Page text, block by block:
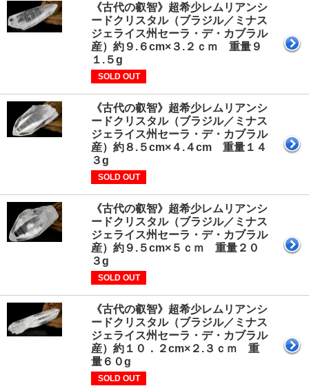
《古代の叡智》超希少レムリアンシ
ードクリスタル（ブラジル／ミナス
ジェライス州セーラ・デ・カブラル
産）約９.６cm×３.２ｃｍ 重量９
１.５g
SOLD OUT
《古代の叡智》超希少レムリアンシ
ードクリスタル（ブラジル／ミナス
ジェライス州セーラ・デ・カブラル
産）約８.５cm×４.４cm 重量１４
３g
SOLD OUT
《古代の叡智》超希少レムリアンシ
ードクリスタル（ブラジル／ミナス
ジェライス州セーラ・デ・カブラル
産）約９.５cm×５ｃｍ 重量２０
３g
SOLD OUT
《古代の叡智》超希少レムリアンシ
ードクリスタル（ブラジル／ミナス
ジェライス州セーラ・デ・カブラル
産）約１０．２cm×２.３ｃｍ 重
量６０g
SOLD OUT